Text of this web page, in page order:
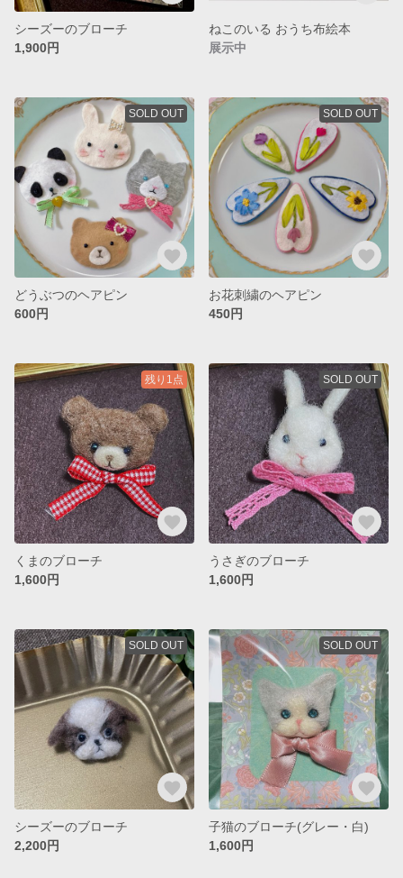
シーズーのブローチ
1,900円
ねこのいる おうち布絵本
展示中
SOLD OUT
どうぶつのヘアピン
600円
SOLD OUT
お花刺繍のヘアピン
450円
残り1点
くまのブローチ
1,600円
SOLD OUT
うさぎのブローチ
1,600円
SOLD OUT
シーズーのブローチ
2,200円
SOLD OUT
子猫のブローチ(グレー・白)
1,600円